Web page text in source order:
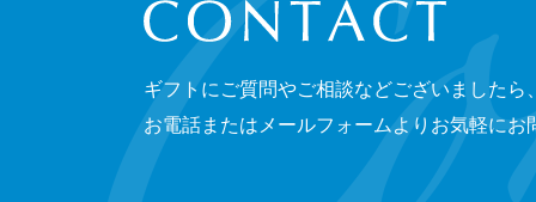
CONTACT
ギフトにご質問やご相談などございましたら
お電話またはメールフォームよりお気軽にお